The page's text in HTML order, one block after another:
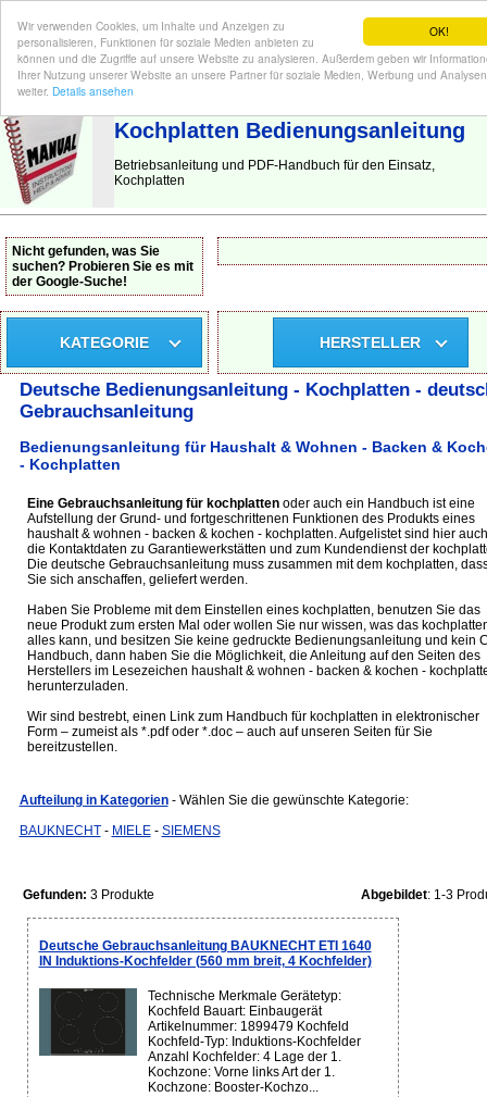
OK!
Wir verwenden Cookies, um Inhalte und Anzeigen zu
personalisieren, Funktionen für soziale Medien anbieten zu
können und die Zugriffe auf unsere Website zu analysieren. Außerdem geben wir
Ihrer Nutzung unserer Website an unsere Partner für soziale Medien, Werbung und Analysen
weiter. Details ansehen
BEDIENUNGSANLEITUNG | Hier finden Sie die deutsche Anleitung!
Kochplatten Bedienungsanleitung
Betriebsanleitung und PDF-Handbuch für den Einsatz,
Kochplatten
Nicht gefunden, was Sie
suchen? Probieren Sie es mit
der Google-Suche!
KATEGORIE HERSTELLER
Deutsche Bedienungsanleitung - Kochplatten -
Gebrauchsanleitung
Bedienungsanleitung für Haushalt & Wohnen - Backen &
- Kochplatten
Eine Gebrauchsanleitung für kochplattenoder auch ein Handbuch ist eine
Aufstellung der Grund- und fortgeschrittenen Funktionen des Produkts eines
haushalt & wohnen - backen & kochen - kochplatten. Aufgelistet sind hier auch
die Kontaktdaten zu Garantiewerkstätten und zum Kundendienst der
Die deutsche Gebrauchsanleitung muss zusammen mit dem kochplatten,
Sie sich anschaffen, geliefert werden.
Haben Sie Probleme mit dem Einstellen eines kochplatten, benutzen Sie das
neue Produkt zum ersten Mal oder wollen Sie nur wissen, was das
alles kann, und besitzen Sie keine gedruckte Bedienungsanleitung und kein
Handbuch, dann haben Sie die Möglichkeit, die Anleitung auf den Seiten des
Herstellers im Lesezeichen haushalt & wohnen - backen & kochen -
herunterzuladen.
Wir sind bestrebt, einen Link zum Handbuch für kochplatten in elektronischer
Form – zumeist als *.pdf oder *.doc – auch auf unseren Seiten für Sie
bereitzustellen.
Aufteilung in Kategorien - Wählen Sie die gewünschte Kategorie:
BAUKNECHT- MIELE- SIEMENS
Gefunden: 3 Produkte Abgebildet: 1-3
Deutsche Gebrauchsanleitung BAUKNECHT ETI 1640
IN Induktions-Kochfelder (560 mm breit, 4 Kochfelder)
Technische Merkmale Gerätetyp:
Kochfeld Bauart: Einbaugerät
Artikelnummer: 1899479 Kochfeld
Kochfeld-Typ: Induktions-Kochfelder
Anzahl Kochfelder: 4 Lage der 1.
Kochzone: Vorne links Art der 1.
Kochzone: Booster-Kochzo...